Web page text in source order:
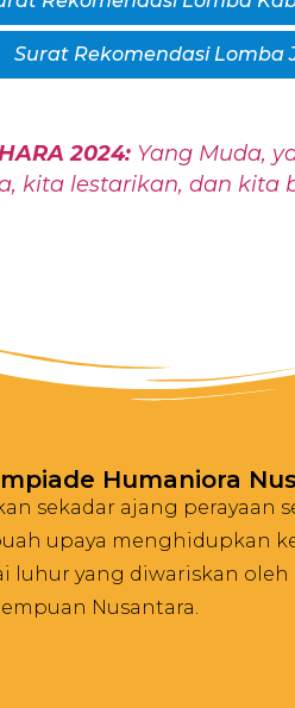
Surat Rekomendasi Lomba
2024: Yang Muda,
kita lestarikan, dan kita
Humaniora
sekadar ajang perayaan
upaya menghidupkan
luhur yang diwariskan oleh
Nusantara.